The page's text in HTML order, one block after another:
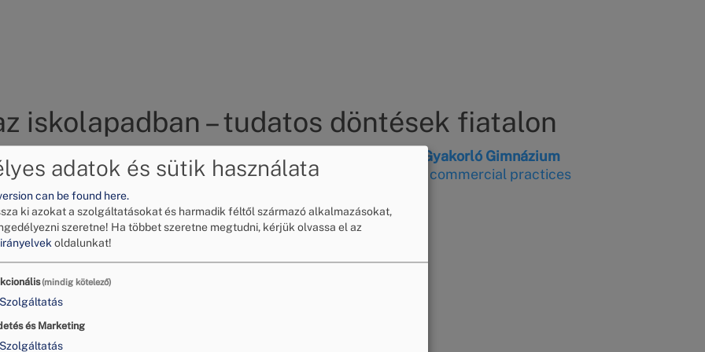
iskolapadban – tudatos döntések fiatalon
diákokkal találkozott: ezúttal az ELTE Trefort Ágoston Gyakorló Gimnázium
előadást, aFAIRCOMADR („Fostering the awareness of fair commercial practices
európai uniós projekt keretében.
adatok és sütik használata
can be found here.
ki azokat a szolgáltatásokat és harmadik féltől származó alkalmazásokat,
szeretne! Ha többet szeretne megtudni, kérjük olvassa el az
oldalunkat!
(mindig kötelező)
Szolgáltatás
és Marketing
Szolgáltatás